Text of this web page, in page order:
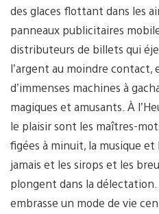
des glaces flottant dans les
panneaux publicitaires
distributeurs de billets qui
l’argent au moindre contact,
d’immenses machines à
magiques et amusants. À
le plaisir sont les maîtres-
figées à minuit, la musique et
jamais et les sirops et les
plongent dans la
embrasse un mode de vie